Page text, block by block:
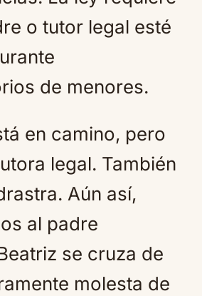
o tutor legal esté
de menores.
en camino, pero
legal. También
Aún así,
al padre
se cruza de
molesta de